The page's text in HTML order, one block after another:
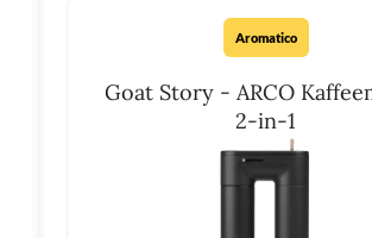
Aromatico
Goat Story - ARCO
2-in-1